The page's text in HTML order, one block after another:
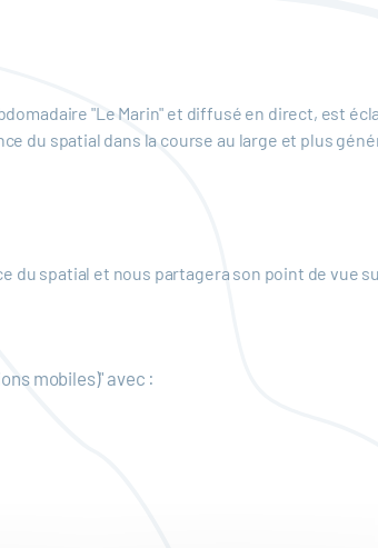
"Le Marin" et diffusé en direct, est
du spatial dans la course au large et plus
du spatial et nous partagera son point de vue
mobiles)" avec :